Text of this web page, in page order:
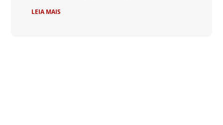
LEIA MAIS